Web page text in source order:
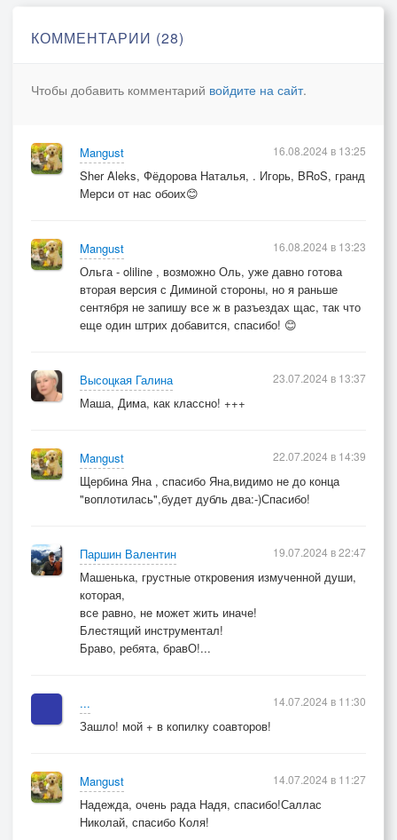
Расправит крылья мгла,покровом
На белый снег зола,штрих кодом, кодом
Звездой ,сверкнув,пыльцой вдруг обернется
Вновь будут что то говорить
С улыбкой сплошь пустые лица
А там за дверью без прикрас
Вся правда гейшей обнажится
Предъявит счёт в который раз
Расправит крылья мгла,покровом
На белый снег зола,штрих кодом, кодом
Звездой ,сверкнув,пыльцой вдруг обернется
Где ты лишь скоморох -штрих код
Лишь на миг ты игрок,штрих-код.....
КОММЕНТАРИИ (28)
Чтобы добавить комментарий войдите на сайт.
Mangust
Sher Aleks, Фёдорова Наталья, . Игорь, BRoS, гранд
Мерси от нас обоих😊
16.08.2024 в 13:25
Mangust
Ольга - oliline , возможно Оль, уже давно готова
вторая версия с Диминой стороны, но я раньше
сентября не запишу все ж в разъездах щас, так что
еще один штрих добавится, спасибо! 😊
16.08.2024 в 13:23
Высоцкая Галина
Маша, Дима, как классно! +++
23.07.2024 в 13:37
Mangust
Щербина Яна , спасибо Яна,видимо не до конца
"воплотилась",будет дубль два:-)Спасибо!
22.07.2024 в 14:39
Паршин Валентин
Машенька, грустные откровения измученной души,
которая,
все равно, не может жить иначе!
Блестящий инструментал!
Браво, ребята, бравО!...
19.07.2024 в 22:47
...
Зашло! мой + в копилку соавторов!
14.07.2024 в 11:30
Mangust
Надежда, очень рада Надя, спасибо!Саллас
Николай, спасибо Коля!
14.07.2024 в 11:27